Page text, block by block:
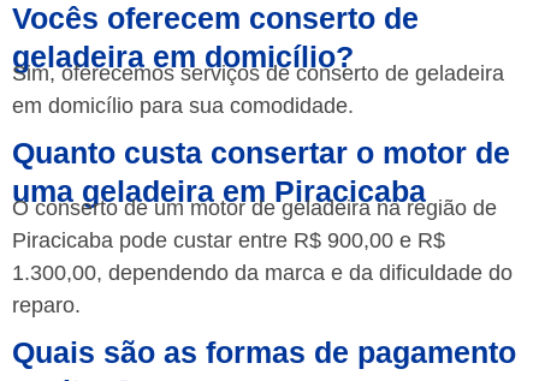
Vocês oferecem conserto de
geladeira em domicílio?
Sim, oferecemos serviços de conserto de geladeira
em domicílio para sua comodidade.
Quanto custa consertar o motor de
uma geladeira em Piracicaba
O conserto de um motor de geladeira na região de
Piracicaba pode custar entre R$ 900,00 e R$
1.300,00, dependendo da marca e da dificuldade do
reparo.
Quais são as formas de pagamento